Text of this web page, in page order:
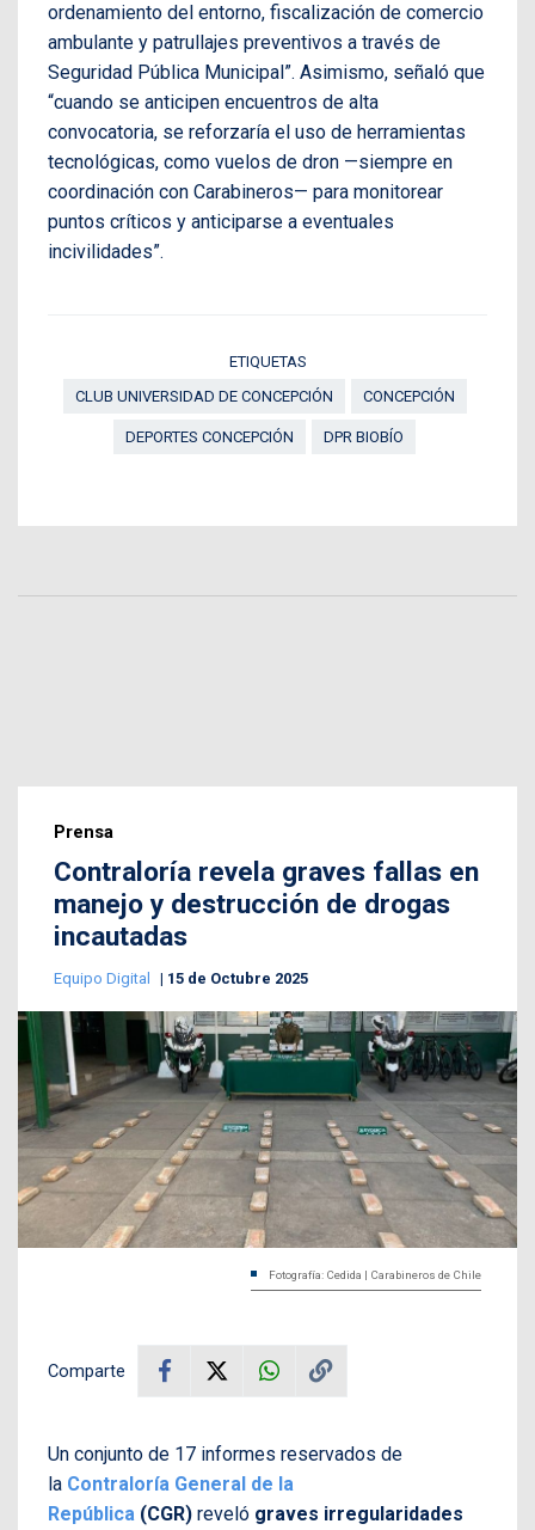
ordenamiento del entorno, fiscalización de comercio
ambulante y patrullajes preventivos a través de
Seguridad Pública Municipal”. Asimismo, señaló que
“cuando se anticipen encuentros de alta
convocatoria, se reforzaría el uso de herramientas
tecnológicas, como vuelos de dron —siempre en
coordinación con Carabineros— para monitorear
puntos críticos y anticiparse a eventuales
incivilidades”.
ETIQUETAS
CLUB UNIVERSIDAD DE CONCEPCIÓN
CONCEPCIÓN
DEPORTES CONCEPCIÓN DPR BIOBÍO
Prensa
Contraloría revela graves fallas en
manejo y destrucción de drogas
incautadas
Equipo Digital 15 de Octubre 2025
Fotografía: Cedida | Carabineros de Chile
Comparte
Un conjunto de 17 informes reservados de
la Contraloría General de la
República (CGR) reveló graves irregularidades